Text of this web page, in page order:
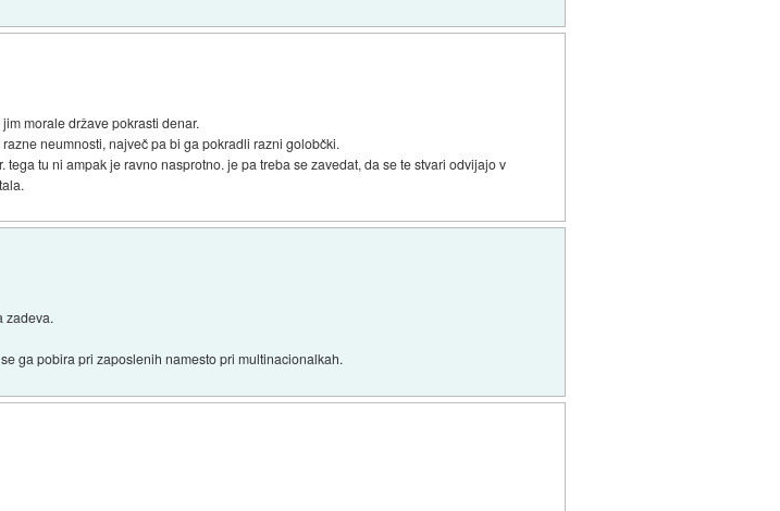
morale države pokrasti denar.
neumnosti, največ pa bi ga pokradli razni golobčki.
tu ni ampak je ravno nasprotno. je pa treba se zavedat, da se te stvari odvijajo v
zadeva.
ga pobira pri zaposlenih namesto pri multinacionalkah.